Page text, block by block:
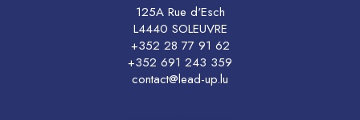
125A Rue d'Esch
L4440 SOLEUVRE
+352 28 77 91 62
+352 691 243 359
contact@lead-up.lu